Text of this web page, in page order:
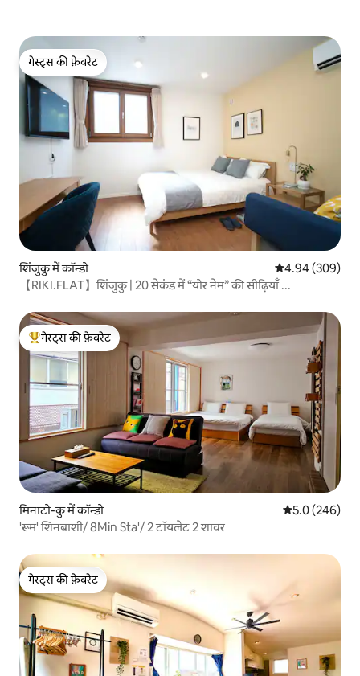
गेस्ट्स की फ़ेवरेट
गेस्ट्स की फ़ेवरेट
शिंजुकु में कॉन्डो औसत रेटिंग 5 में से
4.94 (309)
【RIKI.FLAT】शिंजुकु | 20 सेकंड में “योर नेम” की सीढ़ियाँ ...
गेस्ट्स का टॉप फ़ेवरेट
गेस्ट्स की फ़ेवरेट
मिनाटो-कु में कॉन्डो औसत रेटिंग 5 में
5.0 (246)
'रूम' शिनबाशी/ 8Min Sta'/ 2 टॉयलेट 2 शावर
गेस्ट्स की फ़ेवरेट
गेस्ट्स की फ़ेवरेट